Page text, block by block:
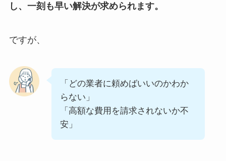
し、一刻も早い解決が求められます。
ですが、
「どの業者に頼めばいいのかわか
らない」
「高額な費用を請求されないか不
安」